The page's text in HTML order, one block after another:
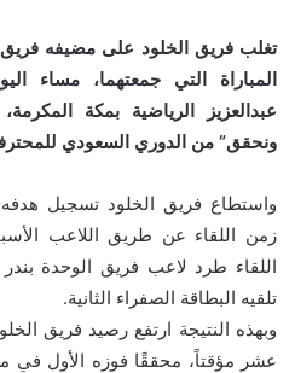
تغلب فريق الخلود على مضيفه
المباراة التي جمعتهما، مساء
عبدالعزيز الرياضية بمكة
ونحقق” من الدوري السعودي
زمن اللقاء عن طريق اللاعب
اللقاء طرد لاعب فريق الوحدة
تلقيه البطاقة الصفراء الثانية.
عشر مؤقتاً، محققًا فوزه الأول في